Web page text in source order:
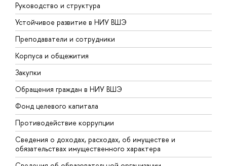
Руководство и структура
Устойчивое развитие в НИУ ВШЭ
Преподаватели и сотрудники
Корпуса и общежития
Закупки
Обращения граждан в НИУ ВШЭ
Фонд целевого капитала
Противодействие коррупции
Сведения о доходах, расходах, об имуществе и
обязательствах имущественного характера